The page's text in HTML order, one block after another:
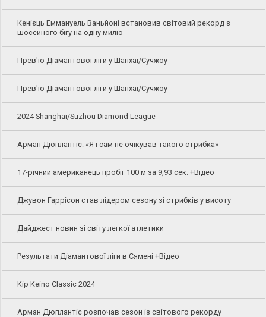
Кенієць Еммануель Ваньйоні встановив світовий рекорд з
шосейного бігу на одну милю
Прев'ю Діамантової ліги у Шанхаї/Сучжоу
Прев'ю Діамантової ліги у Шанхаї/Сучжоу
2024 Shanghai/Suzhou Diamond League
Арман Дюплантіс: «Я і сам не очікував такого стрибка»
17-річний американець пробіг 100 м за 9,93 сек. +Відео
Джувон Гаррісон став лідером сезону зі стрибків у висоту
Дайджест новин зі світу легкої атлетики
Результати Діамантової ліги в Сямені +Відео
Kip Keino Classic 2024
Арман Дюплантіс розпочав сезон із світового рекорду